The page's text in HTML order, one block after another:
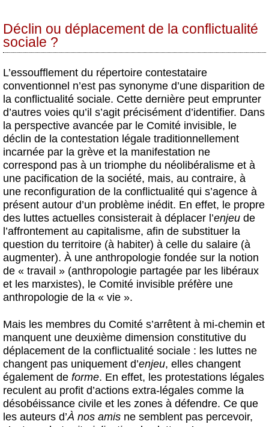
Déclin ou déplacement de la conflictualité
sociale ?
L’essoufflement du répertoire contestataire
conventionnel n’est pas synonyme d’une disparition de
la conflictualité sociale. Cette dernière peut emprunter
d’autres voies qu’il s’agit précisément d’identifier. Dans
la perspective avancée par le Comité invisible, le
déclin de la contestation légale traditionnellement
incarnée par la grève et la manifestation ne
correspond pas à un triomphe du néolibéralisme et à
une pacification de la société, mais, au contraire, à
une reconfiguration de la conflictualité qui s’agence à
présent autour d’un problème inédit. En effet, le propre
des luttes actuelles consisterait à déplacer l’enjeu de
l’affrontement au capitalisme, afin de substituer la
question du territoire (à habiter) à celle du salaire (à
augmenter). À une anthropologie fondée sur la notion
de « travail » (anthropologie partagée par les libéraux
et les marxistes), le Comité invisible préfère une
anthropologie de la « vie ».
Mais les membres du Comité s’arrêtent à mi-chemin et
manquent une deuxième dimension constitutive du
déplacement de la conflictualité sociale : les luttes ne
changent pas uniquement d’enjeu, elles changent
également de forme. En effet, les protestations légales
reculent au profit d’actions extra-légales comme la
désobéissance civile et les zones à défendre. Ce que
les auteurs d’À nos amis ne semblent pas percevoir,